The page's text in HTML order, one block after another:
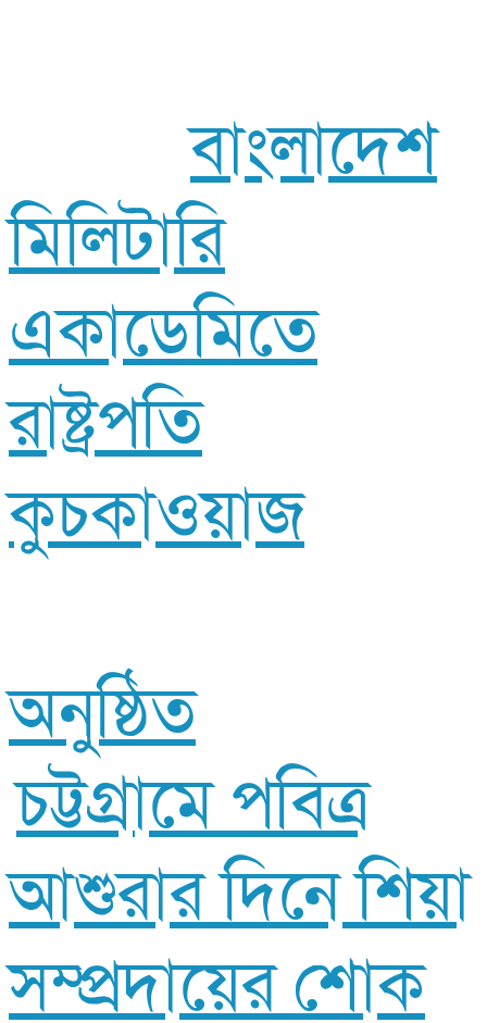
বাংলাদেশ
মিলিটারি
একাডেমিতে
রাষ্ট্রপতি
কুচকাওয়াজ
অনুষ্ঠিত
চট্টগ্রামে পবিত্র
আশুরার দিনে শিয়া
সম্প্রদায়ের শোক